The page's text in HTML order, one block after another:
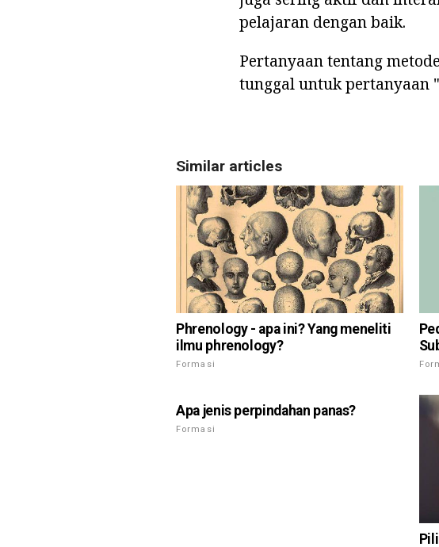
pelajaran dengan baik.
Pertanyaan tentang
tunggal untuk pertanyaan
Similar articles
Phrenology - apa ini? Yang meneliti
ilmu phrenology?
Formasi
Apa jenis perpindahan panas?
Formasi